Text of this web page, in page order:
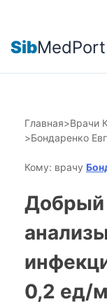
SibMedPort
Главная>Врачи
>Бондаренко
Кому: врачу
Добрый
0,2 ед/